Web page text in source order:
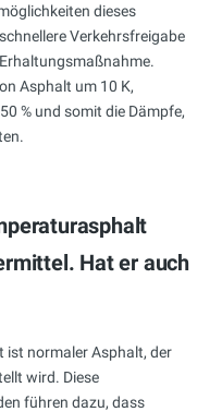
dieses
Verkehrsfreigabe
Asphalt um 10 K,
% und somit die Dämpfe,
Hat er auch
normaler Asphalt, der
wird. Diese
führen dazu, dass